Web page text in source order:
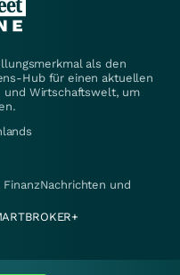
als den
Hub für einen aktuellen
und Wirtschaftswelt, um
FinanzNachrichten und